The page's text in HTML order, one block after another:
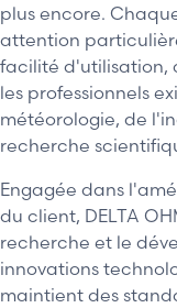
plus encore.
attention
facilité d'utilisation,
les professionnels
météorologie, de
recherche
Engagée dans
du client, DELTA
recherche et le
innovations
maintient des